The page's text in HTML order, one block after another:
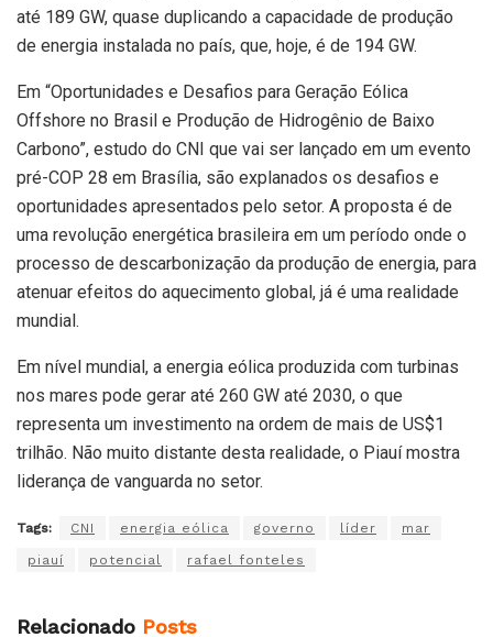
até 189 GW, quase duplicando a capacidade de produção
de energia instalada no país, que, hoje, é de 194 GW.
Em “Oportunidades e Desafios para Geração Eólica
Offshore no Brasil e Produção de Hidrogênio de Baixo
Carbono”, estudo do CNI que vai ser lançado em um evento
pré-COP 28 em Brasília, são explanados os desafios e
oportunidades apresentados pelo setor. A proposta é de
uma revolução energética brasileira em um período onde o
processo de descarbonização da produção de energia, para
atenuar efeitos do aquecimento global, já é uma realidade
mundial.
Em nível mundial, a energia eólica produzida com turbinas
nos mares pode gerar até 260 GW até 2030, o que
representa um investimento na ordem de mais de US$1
trilhão. Não muito distante desta realidade, o Piauí mostra
liderança de vanguarda no setor.
Tags: CNI energia eólica governo líder mar
piauí potencial rafael fonteles
Relacionado Posts